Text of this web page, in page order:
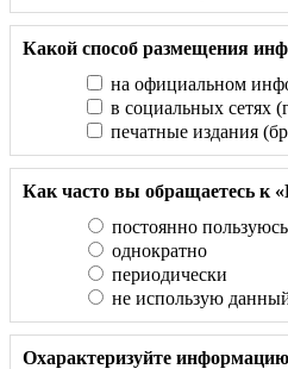
Какой способ размещения
на официальном
в социальных сетях
печатные издания
Как часто вы обращаетесь к
постоянно
однократно
периодически
не использую
Охарактеризуйте